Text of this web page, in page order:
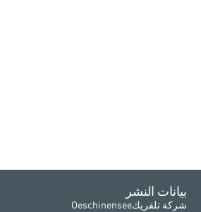
بيانات النشر
شركة تلفريكOeschinensee